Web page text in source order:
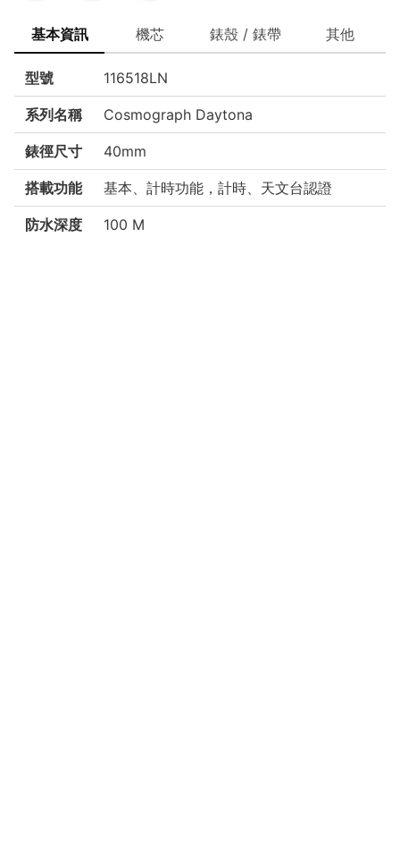
基本資訊 機芯 錶殼 / 錶帶 其他
型號 116518LN
系列名稱 Cosmograph Daytona
錶徑尺寸 40mm
搭載功能 基本、計時功能，計時、天文台認證
防水深度 100 M